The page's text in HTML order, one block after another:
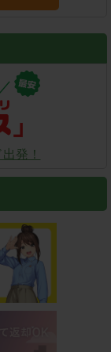
発！